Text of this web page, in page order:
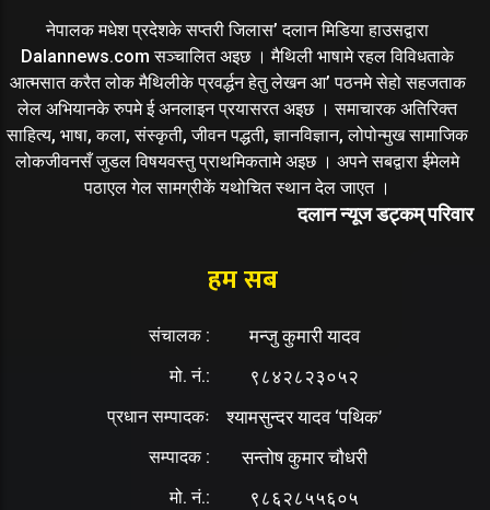
नेपालक मधेश प्रदेशके सप्तरी जिलास’ दलान मिडिया हाउसद्वारा
Dalannews.com सञ्चालित अइछ । मैथिली भाषामे रहल विविधताके
आत्मसात करैत लोक मैथिलीके प्रवर्द्धन हेतु लेखन आ’ पठनमे सेहो सहजताक
लेल अभियानके रुपमे ई अनलाइन प्रयासरत अइछ । समाचारक अतिरिक्त
साहित्य, भाषा, कला, संस्कृती, जीवन पद्धती, ज्ञानविज्ञान, लोपोन्मुख सामाजिक
लोकजीवनसँ जुडल विषयवस्तु प्राथमिकतामे अइछ । अपने सबद्वारा ईमेलमे
पठाएल गेल सामग्रीकें यथोचित स्थान देल जाएत ।
दलान न्यूज डट्कम् परिवार
हम सब
संचालक : मन्जु कुमारी यादव
मो. नं.: ९८४२८२३०५२
प्रधान सम्पादकः श्यामसुन्दर यादव ‘पथिक’
सम्पादक : सन्तोष कुमार चौधरी
मो. नं.: ९८६२८५५६०५